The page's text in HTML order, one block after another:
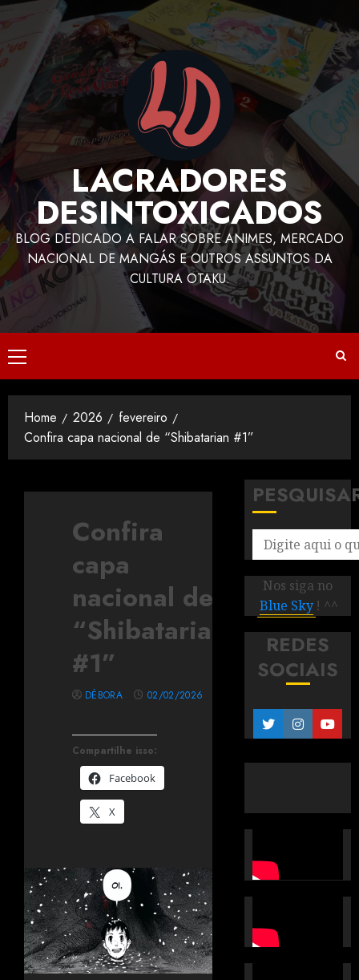
LACRADORES
DESINTOXICADOS
BLOG DEDICADO A FALAR SOBRE ANIMES, MERCADO
NACIONAL DE MANGÁS E OUTROS ASSUNTOS DA
CULTURA OTAKU.
Home 2026
fevereiro
Confira capa nacional de “Shibatarian #1”
Confira
capa
nacional de
“Shibatarian
#1”
Compartilhe isso:
Facebook
X
DÉBORA 02/02/2026
Nos siga no
Blue Sky ! ^^
REDES
SOCIAIS